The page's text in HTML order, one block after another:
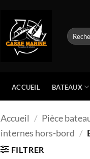
pour :
ACCUEIL BATEAUX
Accueil / Pièce
internes hors-bord /
FILTRER